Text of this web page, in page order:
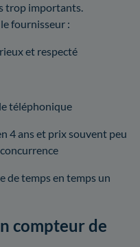
trop importants.
fournisseur :
et respecté
téléphonique
4 ans et prix souvent peu
de temps en temps un
compteur de